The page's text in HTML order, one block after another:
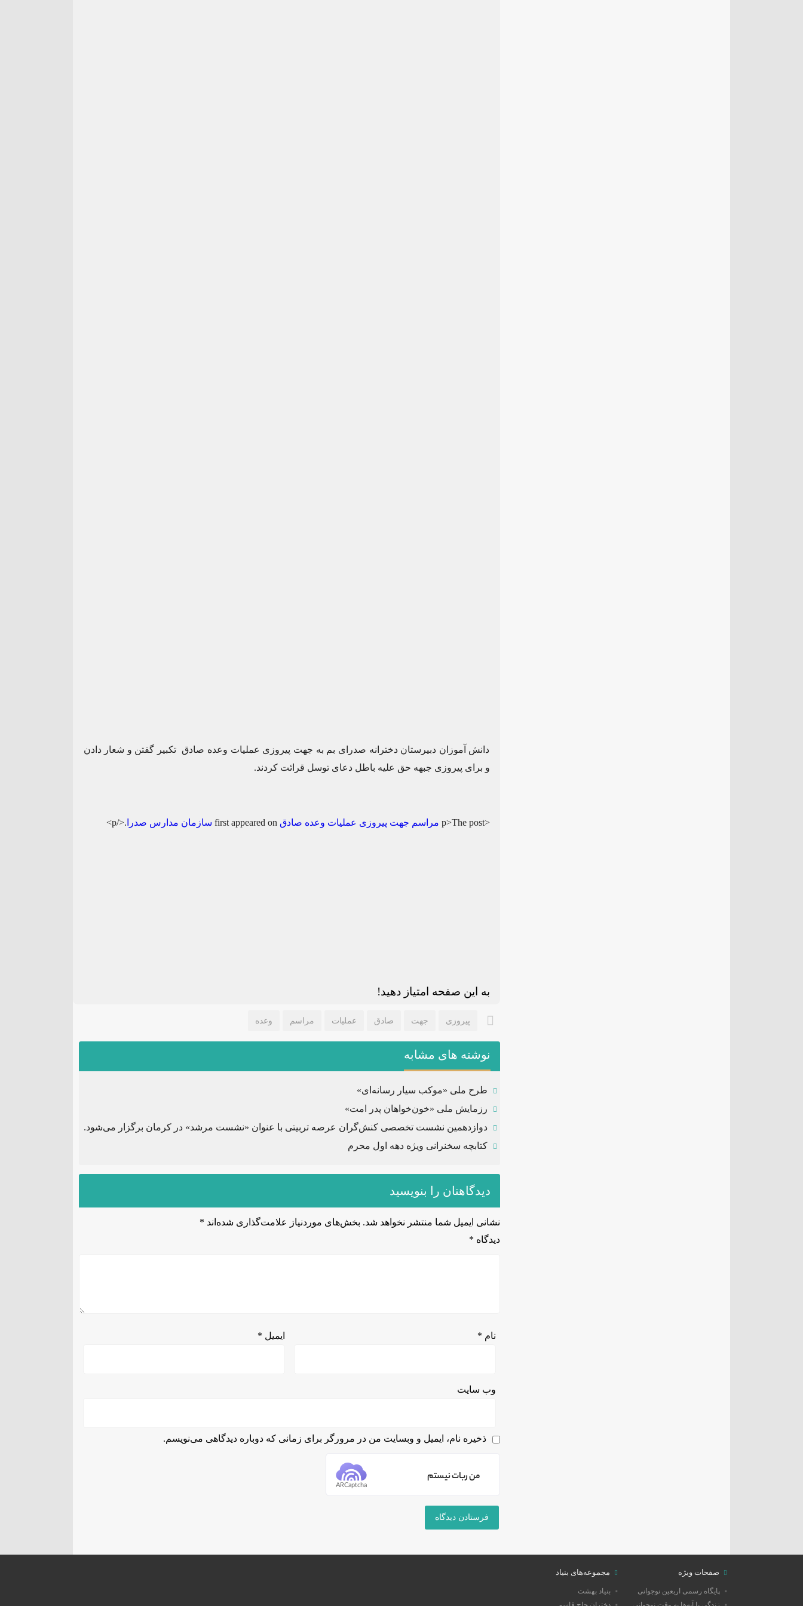
دانش آموزان دبیرستان دخترانه صدرای بم به جهت پیروزی عملیات وعده صادق تکبیر گفتن و شعار دادن
و برای پیروزی جبهه حق علیه باطل دعای توسل قرائت کردند.
<p>The post مراسم جهت پیروزی عملیات وعده صادق سازمان مدارس صدرا .</p>
به این صفحه امتیاز دهید!
پیروزی جهت صادق عملیات مراسم وعده
نوشته های مشابه
طرح ملی «موکب سیار رسانه‌ای»
رزمایش ملی «خون‌خواهان پدر امت»
دوازدهمین نشست تخصصی کنش‌گران عرصه تربیتی با عنوان «نشست مرشد» در کرمان برگزار می‌شود.
کتابچه سخنرانی ویژه دهه اول محرم
دیدگاهتان را بنویسید
نشانی ایمیل شما منتشر نخواهد شد. بخش‌های موردنیاز علامت‌گذاری شده‌اند *
دیدگاه *
نام * ایمیل *
وب‌ سایت
ذخیره نام، ایمیل و وبسایت من در مرورگر برای زمانی که دوباره دیدگاهی می‌نویسم.
من ربات نیستم
ARCaptcha
صفحات ویژه
پایگاه رسمی اربعین نوجوانی
مجموعه‌های بنیاد
بنیاد بهشت